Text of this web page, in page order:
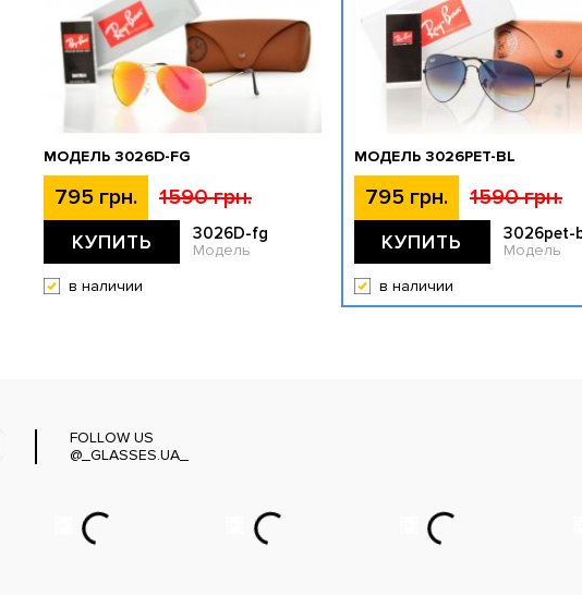
МОДЕЛЬ 3026D-FG
795 грн. 1590 грн.
КУПИТЬ 3026D-fg
Модель
в наличии
МОДЕЛЬ 3026PET-BL
795 грн. 1590 грн.
КУПИТЬ 3026pet-
Модель
в наличии
FOLLOW US
@_GLASSES.UA_